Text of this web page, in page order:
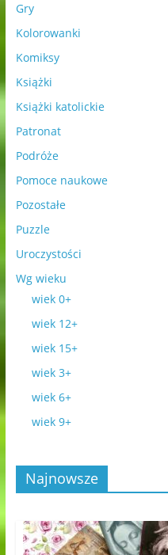
Gry
Kolorowanki
Komiksy
Książki
Książki katolickie
Patronat
Podróże
Pomoce naukowe
Pozostałe
Puzzle
Uroczystości
Wg wieku
wiek 0+
wiek 12+
wiek 15+
wiek 3+
wiek 6+
wiek 9+
Najnowsze